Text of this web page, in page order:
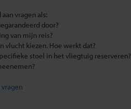
vragen als:
door?
van mijn reis?
vlucht kiezen. Hoe werkt dat?
stoel in het vliegtuig reserveren?